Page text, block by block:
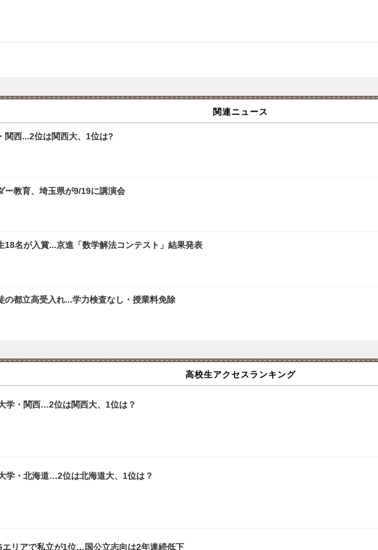
関連ニュース
関西...2位は関西大、1位は?
ー教育、埼玉県が9/19に講演会
18名が入賞...京進「数学解法コンテスト」結果発表
の都立高受入れ...学力検査なし・授業料免除
高校生アクセスランキング
学・関西…2位は関西大、1位は？
学・北海道…2位は北海道大、1位は？
エリアで私立が1位…国公立志向は2年連続低下